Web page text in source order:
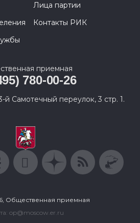
Лица партии
Контакты РИК
приемная
780-00-26
й Самотечный переулок, 3 стр. 1.
Общественная приемная
op@moscow.er.ru